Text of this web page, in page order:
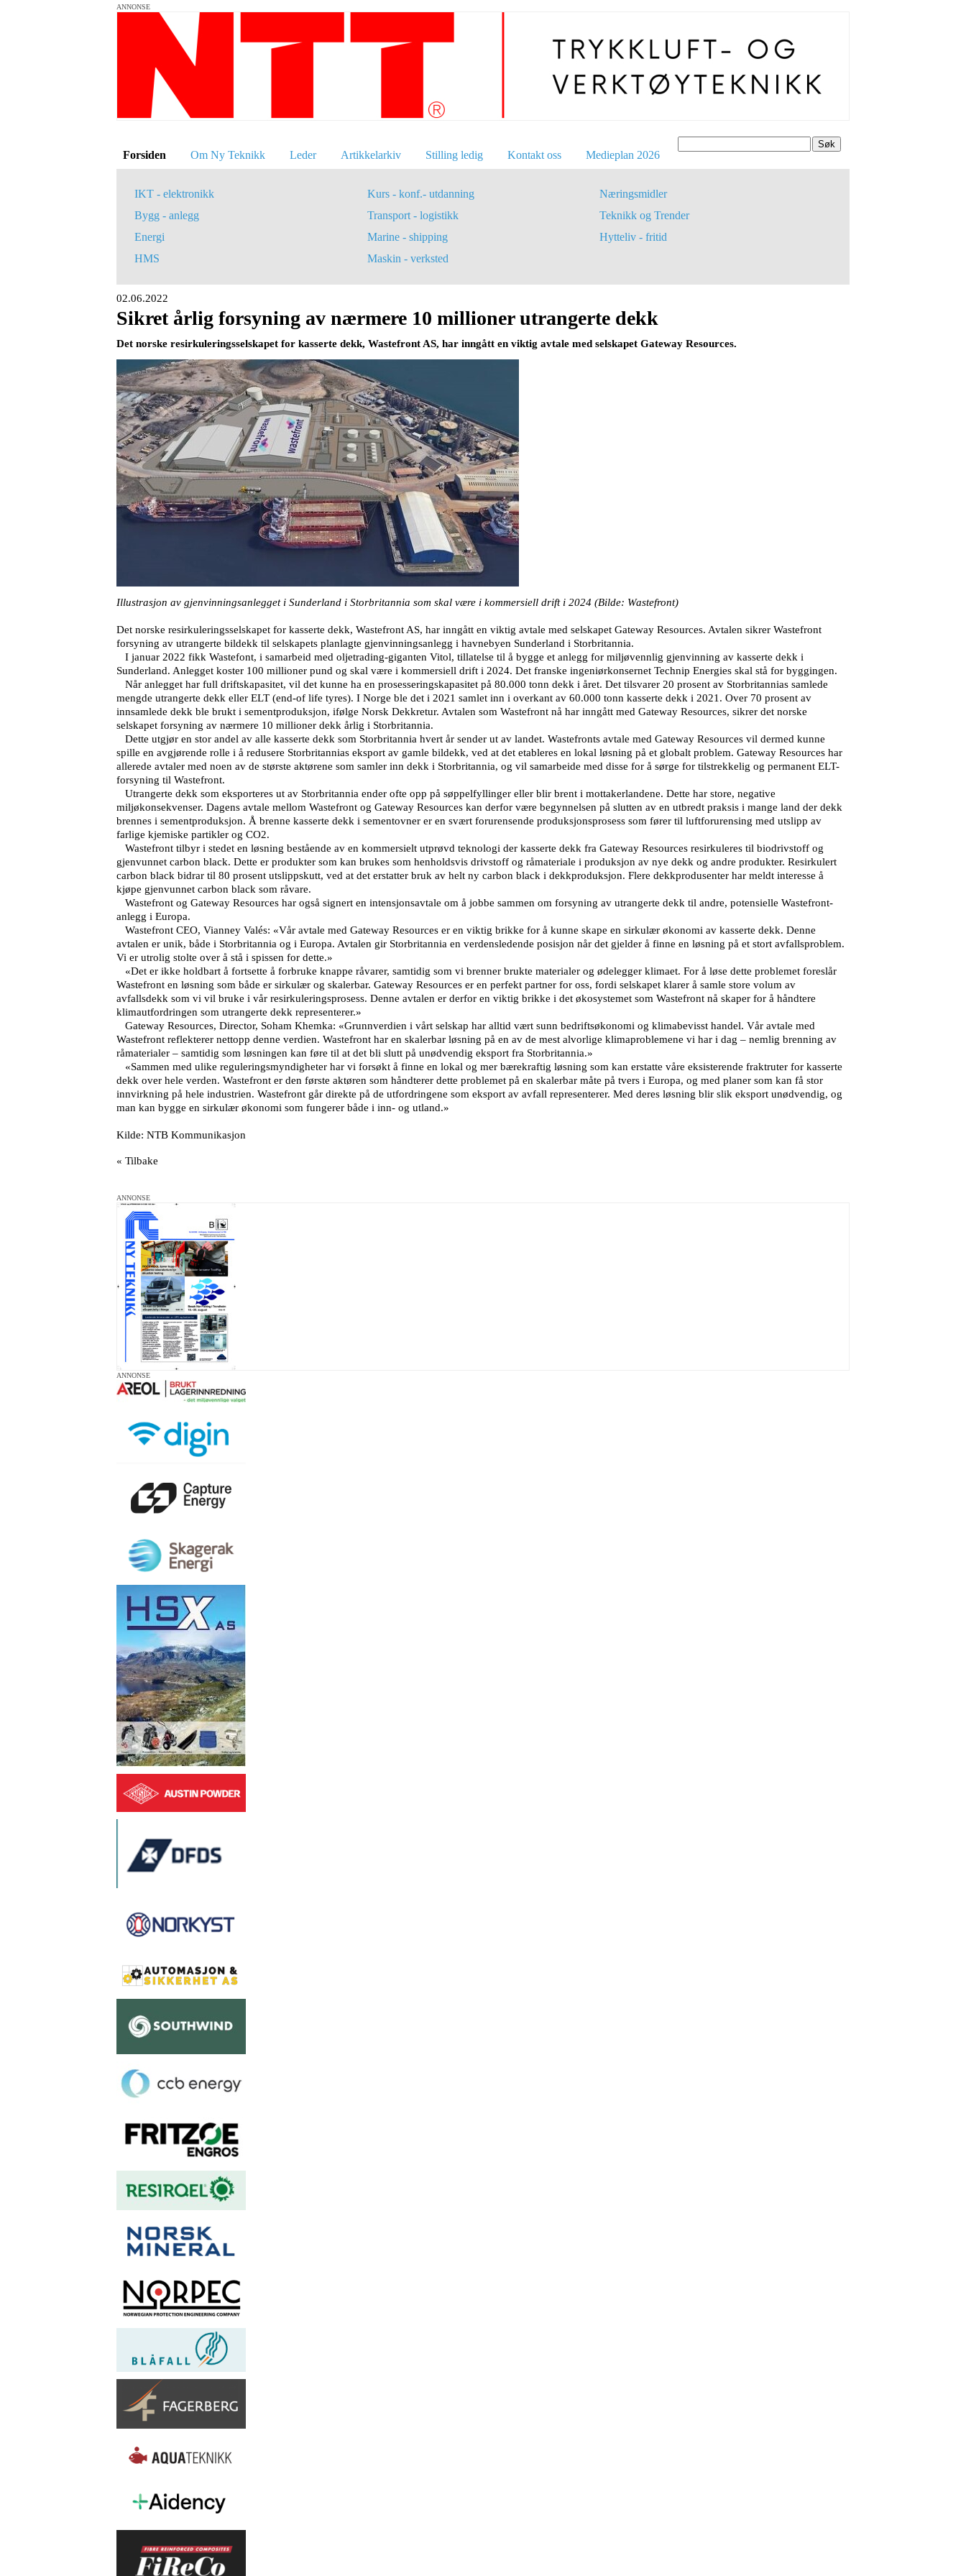
ANNONSE
Søk
Forsiden Om Ny Teknikk Leder Artikkelarkiv Stilling ledig Kontakt oss Medieplan 2026
IKT - elektronikk
Bygg - anlegg
Energi
HMS
Kurs - konf.- utdanning
Transport - logistikk
Marine - shipping
Maskin - verksted
Næringsmidler
Teknikk og Trender
Hytteliv - fritid
02.06.2022
Sikret årlig forsyning av nærmere 10 millioner utrangerte dekk
Det norske resirkuleringsselskapet for kasserte dekk, Wastefront AS, har inngått en viktig avtale med selskapet Gateway Resources.
Illustrasjon av gjenvinningsanlegget i Sunderland i Storbritannia som skal være i kommersiell drift i 2024 (Bilde: Wastefront)
Det norske resirkuleringsselskapet for kasserte dekk, Wastefront AS, har inngått en viktig avtale med selskapet Gateway Resources. Avtalen sikrer Wastefront
forsyning av utrangerte bildekk til selskapets planlagte gjenvinningsanlegg i havnebyen Sunderland i Storbritannia.
I januar 2022 fikk Wastefont, i samarbeid med oljetrading-giganten Vitol, tillatelse til å bygge et anlegg for miljøvennlig gjenvinning av kasserte dekk i
Sunderland. Anlegget koster 100 millioner pund og skal være i kommersiell drift i 2024. Det franske ingeniørkonsernet Technip Energies skal stå for byggingen.
Når anlegget har full driftskapasitet, vil det kunne ha en prosesseringskapasitet på 80.000 tonn dekk i året. Det tilsvarer 20 prosent av Storbritannias samlede
mengde utrangerte dekk eller ELT (end-of life tyres). I Norge ble det i 2021 samlet inn i overkant av 60.000 tonn kasserte dekk i 2021. Over 70 prosent av
innsamlede dekk ble brukt i sementproduksjon, ifølge Norsk Dekkretur. Avtalen som Wastefront nå har inngått med Gateway Resources, sikrer det norske
selskapet forsyning av nærmere 10 millioner dekk årlig i Storbritannia.
Dette utgjør en stor andel av alle kasserte dekk som Storbritannia hvert år sender ut av landet. Wastefronts avtale med Gateway Resources vil dermed kunne
spille en avgjørende rolle i å redusere Storbritannias eksport av gamle bildekk, ved at det etableres en lokal løsning på et globalt problem. Gateway Resources har
allerede avtaler med noen av de største aktørene som samler inn dekk i Storbritannia, og vil samarbeide med disse for å sørge for tilstrekkelig og permanent ELT-
forsyning til Wastefront.
Utrangerte dekk som eksporteres ut av Storbritannia ender ofte opp på søppelfyllinger eller blir brent i mottakerlandene. Dette har store, negative
miljøkonsekvenser. Dagens avtale mellom Wastefront og Gateway Resources kan derfor være begynnelsen på slutten av en utbredt praksis i mange land der dekk
brennes i sementproduksjon. Å brenne kasserte dekk i sementovner er en svært forurensende produksjonsprosess som fører til luftforurensing med utslipp av
farlige kjemiske partikler og CO2.
Wastefront tilbyr i stedet en løsning bestående av en kommersielt utprøvd teknologi der kasserte dekk fra Gateway Resources resirkuleres til biodrivstoff og
gjenvunnet carbon black. Dette er produkter som kan brukes som henholdsvis drivstoff og råmateriale i produksjon av nye dekk og andre produkter. Resirkulert
carbon black bidrar til 80 prosent utslippskutt, ved at det erstatter bruk av helt ny carbon black i dekkproduksjon. Flere dekkprodusenter har meldt interesse å
kjøpe gjenvunnet carbon black som råvare.
Wastefront og Gateway Resources har også signert en intensjonsavtale om å jobbe sammen om forsyning av utrangerte dekk til andre, potensielle Wastefront-
anlegg i Europa.
Wastefront CEO, Vianney Valés: «Vår avtale med Gateway Resources er en viktig brikke for å kunne skape en sirkulær økonomi av kasserte dekk. Denne
avtalen er unik, både i Storbritannia og i Europa. Avtalen gir Storbritannia en verdensledende posisjon når det gjelder å finne en løsning på et stort avfallsproblem.
Vi er utrolig stolte over å stå i spissen for dette.»
«Det er ikke holdbart å fortsette å forbruke knappe råvarer, samtidig som vi brenner brukte materialer og ødelegger klimaet. For å løse dette problemet foreslår
Wastefront en løsning som både er sirkulær og skalerbar. Gateway Resources er en perfekt partner for oss, fordi selskapet klarer å samle store volum av
avfallsdekk som vi vil bruke i vår resirkuleringsprosess. Denne avtalen er derfor en viktig brikke i det økosystemet som Wastefront nå skaper for å håndtere
klimautfordringen som utrangerte dekk representerer.»
Gateway Resources, Director, Soham Khemka: «Grunnverdien i vårt selskap har alltid vært sunn bedriftsøkonomi og klimabevisst handel. Vår avtale med
Wastefront reflekterer nettopp denne verdien. Wastefront har en skalerbar løsning på en av de mest alvorlige klimaproblemene vi har i dag – nemlig brenning av
råmaterialer – samtidig som løsningen kan føre til at det bli slutt på unødvendig eksport fra Storbritannia.»
«Sammen med ulike reguleringsmyndigheter har vi forsøkt å finne en lokal og mer bærekraftig løsning som kan erstatte våre eksisterende fraktruter for kasserte
dekk over hele verden. Wastefront er den første aktøren som håndterer dette problemet på en skalerbar måte på tvers i Europa, og med planer som kan få stor
innvirkning på hele industrien. Wastefront går direkte på de utfordringene som eksport av avfall representerer. Med deres løsning blir slik eksport unødvendig, og
man kan bygge en sirkulær økonomi som fungerer både i inn- og utland.»
Kilde: NTB Kommunikasjon
« Tilbake
ANNONSE
ANNONSE